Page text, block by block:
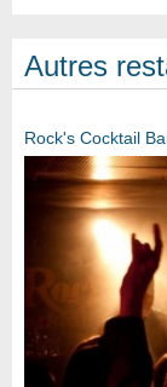
Autres
Rock's Cocktail